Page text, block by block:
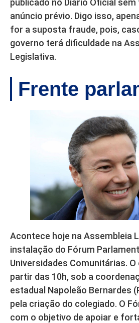
publicado no Diário Oficial
anúncio prévio. Digo isso,
for a suposta fraude, pois,
governo terá dificuldade na
Legislativa.
Frente
Acontece hoje na Assembleia
instalação do Fórum
Universidades Comunitárias.
partir das 10h, sob a
estadual Napoleão Bernardes
pela criação do colegiado. O
com o objetivo de apoiar e